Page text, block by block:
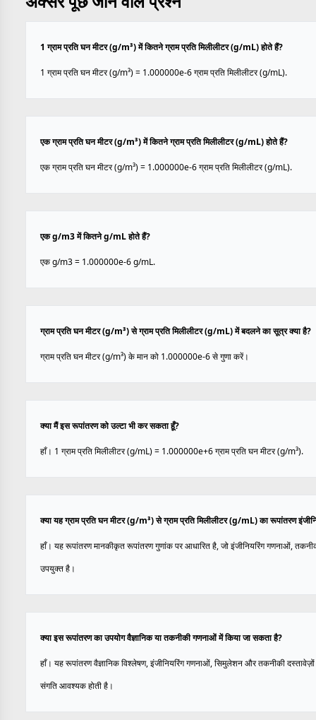
1 ग्राम प्रति घन मीटर (g/m³) में कितने ग्राम प्रति मिलीलीटर (g/mL) होते हैं?
1 ग्राम प्रति घन मीटर (g/m³) = 1.000000e-6 ग्राम प्रति मिलीलीटर (g/mL).
एक ग्राम प्रति घन मीटर (g/m³) में कितने ग्राम प्रति मिलीलीटर (g/mL) होते हैं?
एक ग्राम प्रति घन मीटर (g/m³) = 1.000000e-6 ग्राम प्रति मिलीलीटर (g/mL).
एक g/m3 में कितने g/mL होते हैं?
एक g/m3 = 1.000000e-6 g/mL.
ग्राम प्रति घन मीटर (g/m³) से ग्राम प्रति मिलीलीटर (g/mL) में बदलने का सूत्र क्या है?
ग्राम प्रति घन मीटर (g/m³) के मान को 1.000000e-6 से गुणा करें।
क्या मैं इस रूपांतरण को उल्टा भी कर सकता हूँ?
हाँ। 1 ग्राम प्रति मिलीलीटर (g/mL) = 1.000000e+6 ग्राम प्रति घन मीटर (g/m³).
क्या यह ग्राम प्रति घन मीटर (g/m³) से ग्राम प्रति मिलीलीटर (g/mL) का रूपांतरण
हाँ। यह रूपांतरण मानकीकृत रूपांतरण गुणांक पर आधारित है, जो इंजीनियरिंग गणनाओं,
उपयुक्त है।
क्या इस रूपांतरण का उपयोग वैज्ञानिक या तकनीकी गणनाओं में किया जा सकता है?
हाँ। यह रूपांतरण वैज्ञानिक विश्लेषण, इंजीनियरिंग गणनाओं, सिमुलेशन और तकनीकी
संगति आवश्यक होती है।